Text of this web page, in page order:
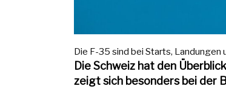
Die F-35 sind bei Starts, Landungen
Die Schweiz hat den
zeigt sich besonders bei der